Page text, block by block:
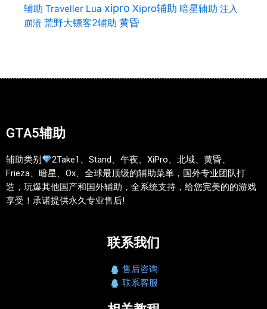
辅助 Traveller Lua xipro Xipro辅助 暗星辅助 注入
崩溃 荒野大镖客2辅助 黄昏
GTA5辅助
辅助类别
2Take1、Stand、午夜、XiPro、北域、黄昏、
Frieza、暗星、Ox、全球最顶级的辅助菜单，国外专业团队打
造，玩爆其他国产和国外辅助，全系统支持，给您完美的的游戏
享受！承诺提供永久专业售后!
联系我们
售后咨询
联系客服